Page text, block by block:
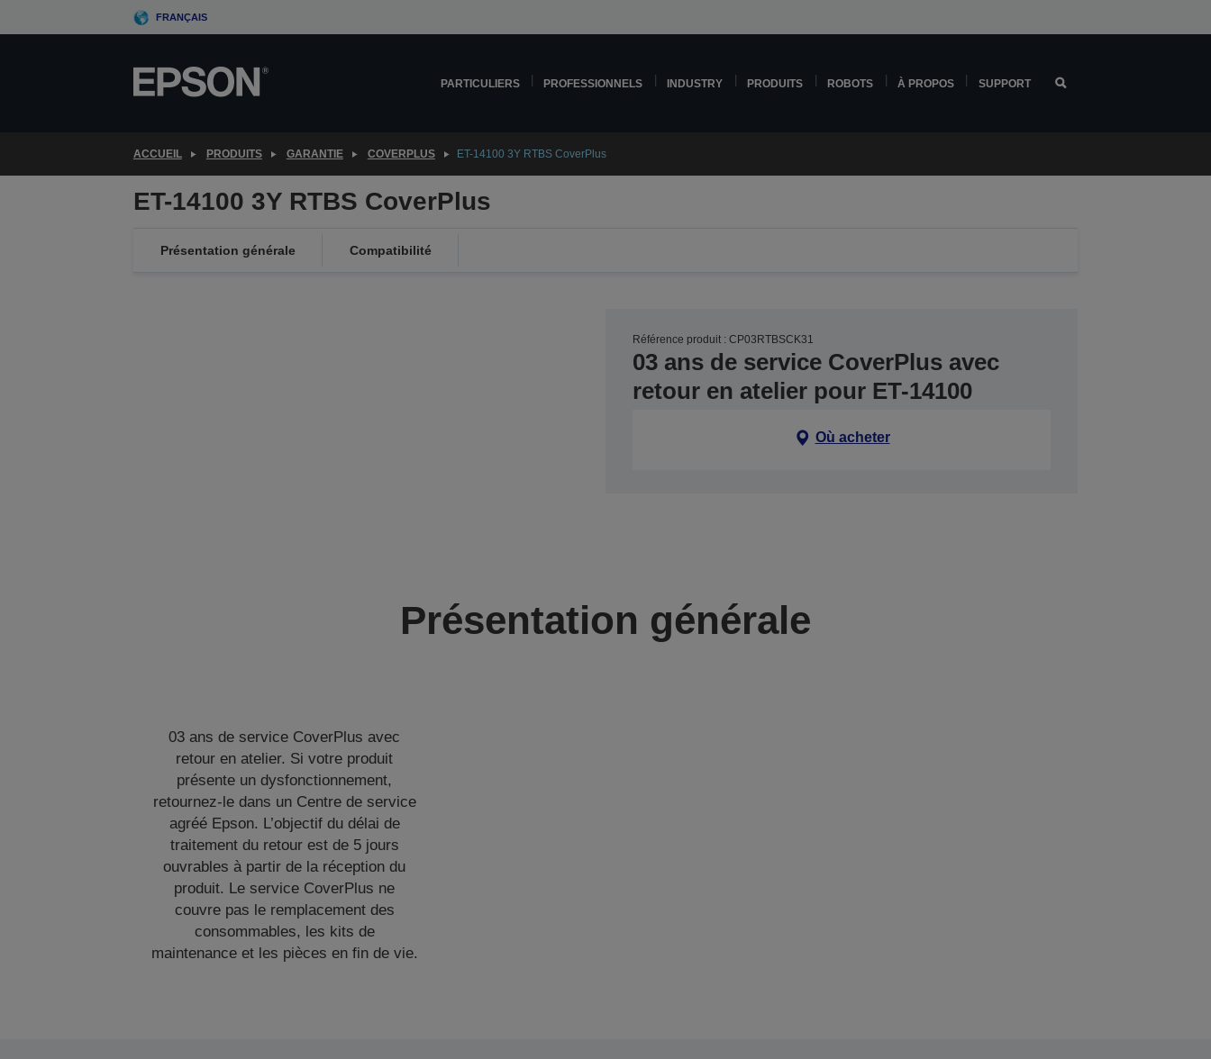
to
FRANÇAIS
PARTICULIERS PROFESSIONNELS INDUSTRY PRODUITS ROBOTS À PROPOS SUPPORT
ACCUEIL PRODUITS GARANTIE COVERPLUS ET-14100 3Y RTBS CoverPlus
ET-14100 3Y RTBS CoverPlus
Présentation générale Compatibilité
Référence produit : CP03RTBSCK31
03 ans de service CoverPlus avec
retour en atelier pour ET-14100
Où acheter
Présentation générale
03 ans de service CoverPlus avec
retour en atelier. Si votre produit
présente un dysfonctionnement,
retournez-le dans un Centre de service
agréé Epson. L’objectif du délai de
traitement du retour est de 5 jours
ouvrables à partir de la réception du
produit. Le service CoverPlus ne
couvre pas le remplacement des
consommables, les kits de
maintenance et les pièces en fin de vie.